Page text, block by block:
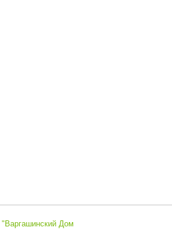
"Варгашинский Дом